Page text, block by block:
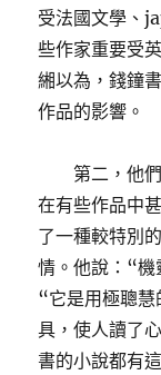
受法國文學、
些作家重要受
緗以為，錢鐘
作品的影響。
第二，他
在有些作品中
了一種較特別
情。他說：“機
“它是用極聰
具，使人讀了
書的小說都有